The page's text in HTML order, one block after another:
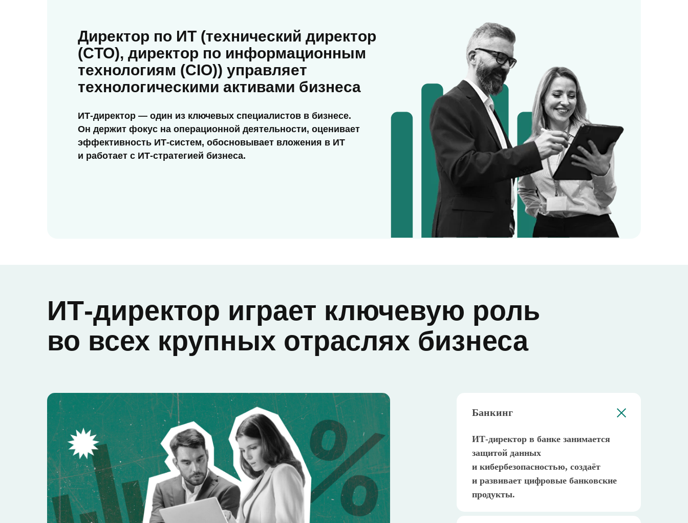
Директор по ИТ (технический директор
(CTO), директор по информационным
технологиям (CIO)) управляет
технологическими активами бизнеса
ИТ-директор — один из ключевых специалистов в бизнесе.
Он держит фокус на операционной деятельности, оценивает
эффективность ИТ-систем, обосновывает вложения в ИТ
и работает с ИТ-стратегией бизнеса.
ИТ-директор играет ключевую роль
во всех крупных отраслях бизнеса
Банкинг
ИТ-директор в банке занимается
защитой данных
и кибербезопасностью, создаёт
и развивает цифровые банковские
продукты.